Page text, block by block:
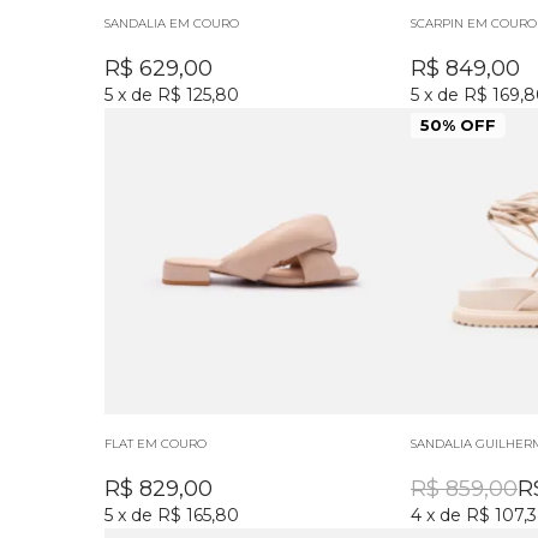
SANDALIA EM COURO
R$ 629,00
5 x de R$ 125,80
SCARPIN EM COURO
R$ 849,00
5 x de R$
FLAT EM COURO
R$ 829,00
5 x de R$ 165,80
50% OFF
SANDALIA
R$ 859,00
4 x de R$